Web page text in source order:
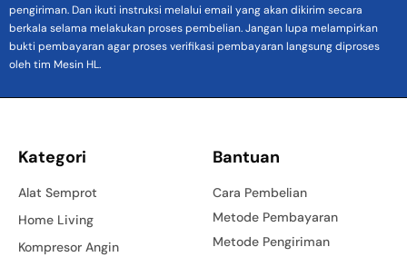
pengiriman. Dan ikuti instruksi melalui email yang akan dikirim secara
berkala selama melakukan proses pembelian. Jangan lupa melampirkan
bukti pembayaran agar proses verifikasi pembayaran langsung diproses
oleh tim Mesin HL.
Kategori
Alat Semprot
Home Living
Kompresor Angin
Bantuan
Cara Pembelian
Metode Pembayaran
Metode Pengiriman